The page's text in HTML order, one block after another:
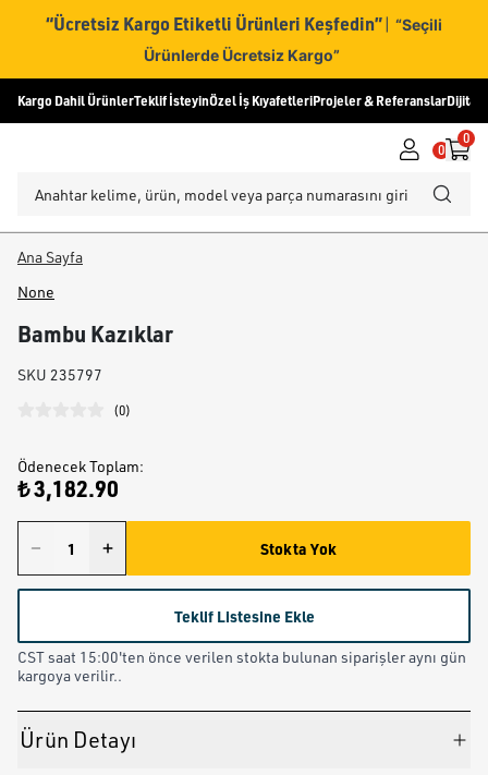
“Ücretsiz Kargo Etiketli Ürünleri Keşfedin” | “Seçili
Ürünlerde Ücretsiz Kargo”
Kargo Dahil ÜrünlerTeklif İsteyinÖzel İş KıyafetleriProjeler & ReferanslarDijital
0
0
Ana Sayfa
None
Bambu Kazıklar
SKU 235797
(0)
Ödenecek Toplam:
₺ 3,182.90
Stokta Yok
Teklif Listesine Ekle
CST saat 15:00'ten önce verilen stokta bulunan siparişler aynı gün
kargoya verilir..
Ürün Detayı